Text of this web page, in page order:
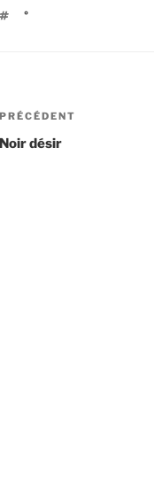
ÉTIQUETTES
°
Navigation
de
Article
précédent
PRÉCÉDENT
Noir désir